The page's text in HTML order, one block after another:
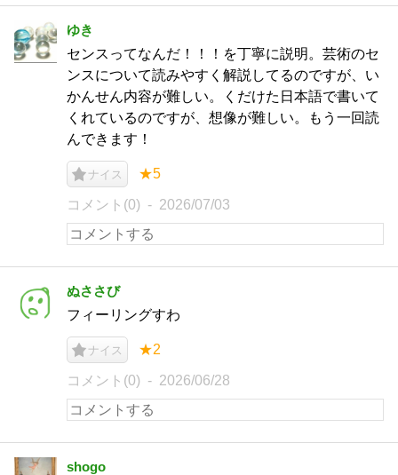
ゆき
センスってなんだ！！！を丁寧に説明。芸術のセ
ンスについて読みやすく解説してるのですが、い
かんせん内容が難しい。くだけた日本語で書いて
くれているのですが、想像が難しい。もう一回読
んできます！
ナイス ★5
コメント(0) 2026/07/03
ぬささび
フィーリングすわ
ナイス ★2
コメント(0) 2026/06/28
shogo